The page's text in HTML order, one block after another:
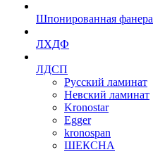
Шпонированная фанера
ЛХДФ
ЛДСП
Русский ламинат
Невский ламинат
Kronostar
Egger
kronospan
ШЕКСНА